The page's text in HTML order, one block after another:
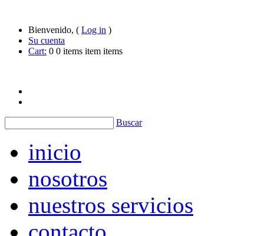
Bienvenido, ( Log in )
Su cuenta
Cart: 0 0 items item items
Buscar
inicio
nosotros
nuestros servicios